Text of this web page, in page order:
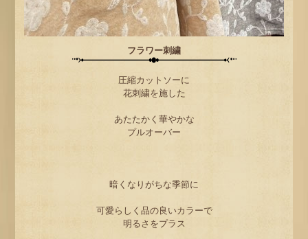
フラワー刺繍
圧縮カットソーに
花刺繍を施した
あたたかく華やかな
プルオーバー
暗くなりがちな季節に
可愛らしく品の良いカラーで
明るさをプラス